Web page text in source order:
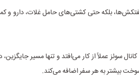
بلکه حتی کشتی‌های حامل غلات، دارو و